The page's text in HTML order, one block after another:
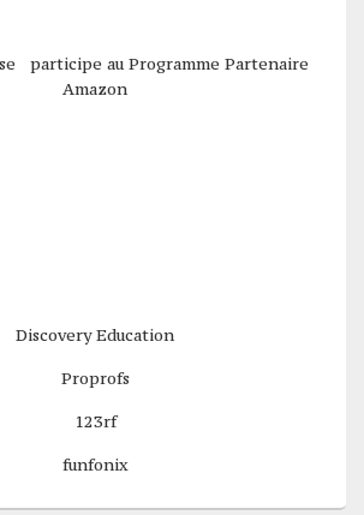
participe au Programme Partenaire
Amazon
Discovery Education
Proprofs
123rf
funfonix